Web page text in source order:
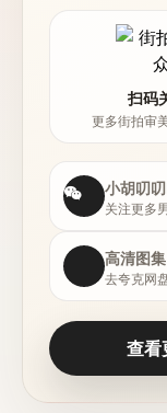
扫码
更多街拍审
小胡叨
关注更多
高清图
去夸克网
查看